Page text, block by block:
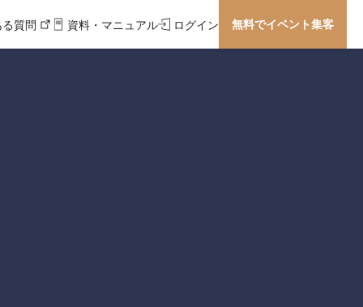
る質問 資料・マニュアル ログイン 無料でイベント集客